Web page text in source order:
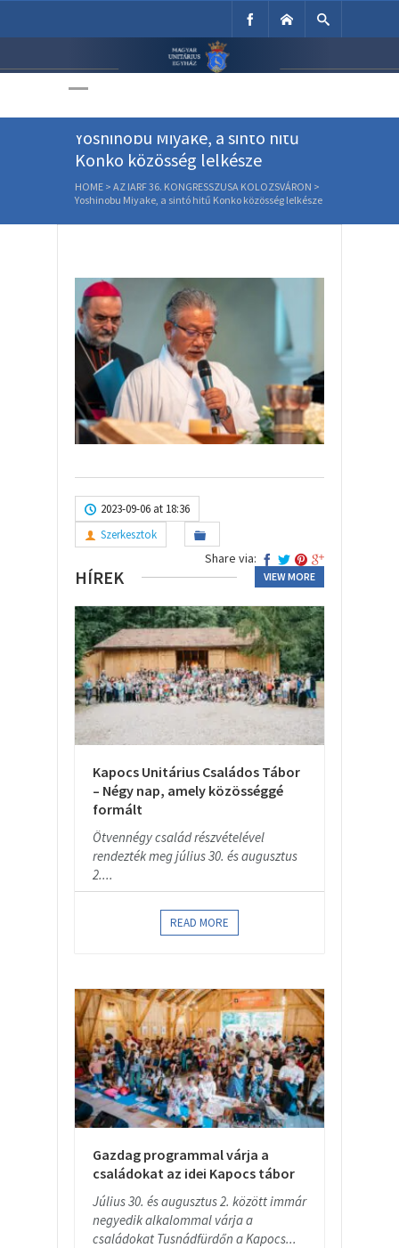
Unitárius Egyház
Yoshinobu Miyake, a sintó hitű
Konko közösség lelkésze
HOME > AZ IARF 36. KONGRESSZUSA KOLOZSVÁRON >
Yoshinobu Miyake, a sintó hitű Konko közösség lelkésze
2023-09-06 at 18:36
Szerkesztok
Share via:
HÍREK VIEW MORE
Kapocs Unitárius Családos Tábor
– Négy nap, amely közösséggé
formált
Ötvennégy család részvételével
rendezték meg július 30. és augusztus
2....
READ MORE
Gazdag programmal várja a
családokat az idei Kapocs tábor
Július 30. és augusztus 2. között immár
negyedik alkalommal várja a
családokat Tusnádfürdőn a Kapocs...